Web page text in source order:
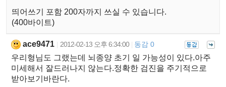
띄어쓰기 포함 200자까지 쓰실 수 있습니다.
(400바이트)
ace9471 2012-02-13 오후 6:34:00 동감 0
우리형님도 그랬는데 뇌종양 초기 일 가능성이 있다.아주
미세해서 잘드러나지 않는다.정확한 검진을 주기적으로
받아보기바란다.